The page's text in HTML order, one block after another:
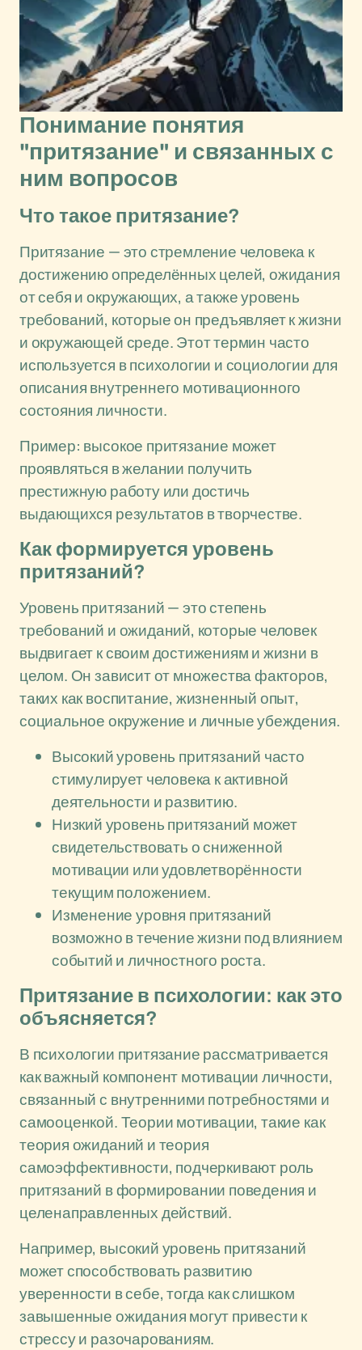
Понимание понятия
"притязание" и связанных с
ним вопросов
Что такое притязание?
Притязание — это стремление человека к
достижению определённых целей, ожидания
от себя и окружающих, а также уровень
требований, которые он предъявляет к жизни
и окружающей среде. Этот термин часто
используется в психологии и социологии для
описания внутреннего мотивационного
состояния личности.
Пример: высокое притязание может
проявляться в желании получить
престижную работу или достичь
выдающихся результатов в творчестве.
Как формируется уровень
притязаний?
Уровень притязаний — это степень
требований и ожиданий, которые человек
выдвигает к своим достижениям и жизни в
целом. Он зависит от множества факторов,
таких как воспитание, жизненный опыт,
социальное окружение и личные убеждения.
Высокий уровень притязаний часто
стимулирует человека к активной
деятельности и развитию.
Низкий уровень притязаний может
свидетельствовать о сниженной
мотивации или удовлетворённости
текущим положением.
Изменение уровня притязаний
возможно в течение жизни под влиянием
событий и личностного роста.
Притязание в психологии: как это
объясняется?
В психологии притязание рассматривается
как важный компонент мотивации личности,
связанный с внутренними потребностями и
самооценкой. Теории мотивации, такие как
теория ожиданий и теория
самоэффективности, подчеркивают роль
притязаний в формировании поведения и
целенаправленных действий.
Например, высокий уровень притязаний
может способствовать развитию
уверенности в себе, тогда как слишком
завышенные ожидания могут привести к
стрессу и разочарованиям.